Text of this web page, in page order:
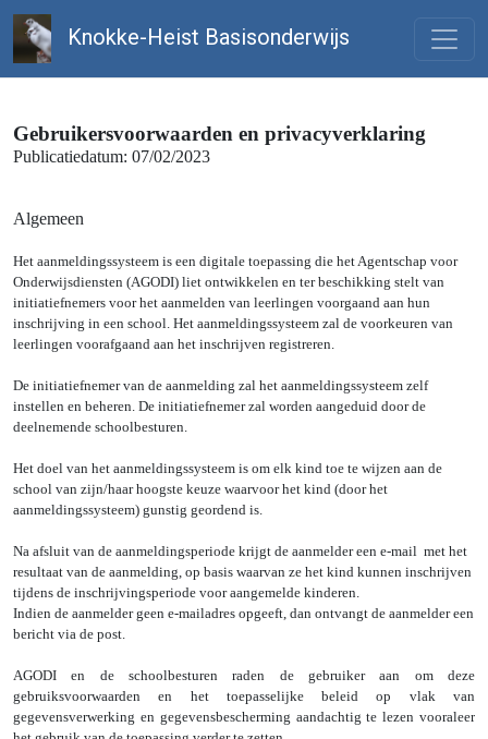
Knokke-Heist Basisonderwijs
Gebruikersvoorwaarden en privacyverklaring
Publicatiedatum: 07/02/2023
Algemeen
Het aanmeldingssysteem is een digitale toepassing die het Agentschap voor
Onderwijsdiensten (AGODI) liet ontwikkelen en ter beschikking stelt van
initiatiefnemers voor het aanmelden van leerlingen voorgaand aan hun
inschrijving in een school. Het aanmeldingssysteem zal de voorkeuren van
leerlingen voorafgaand aan het inschrijven registreren.
De initiatiefnemer van de aanmelding zal het aanmeldingssysteem zelf
instellen en beheren. De initiatiefnemer zal worden aangeduid door de
deelnemende schoolbesturen.
Het doel van het aanmeldingssysteem is om elk kind toe te wijzen aan de
school van zijn/haar hoogste keuze waarvoor het kind (door het
aanmeldingssysteem) gunstig geordend is.
Na afsluit van de aanmeldingsperiode krijgt de aanmelder een e-mail met het
resultaat van de aanmelding, op basis waarvan ze het kind kunnen inschrijven
tijdens de inschrijvingsperiode voor aangemelde kinderen.
Indien de aanmelder geen e-mailadres opgeeft, dan ontvangt de aanmelder een
bericht via de post.
AGODI en de schoolbesturen raden de gebruiker aan om deze
gebruiksvoorwaarden en het toepasselijke beleid op vlak van
gegevensverwerking en gegevensbescherming aandachtig te lezen vooraleer